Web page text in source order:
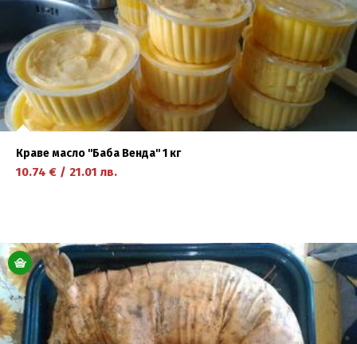
Краве масло ''Баба Венда'' 1 кг
10.74 € / 21.01 лв.
научете повече